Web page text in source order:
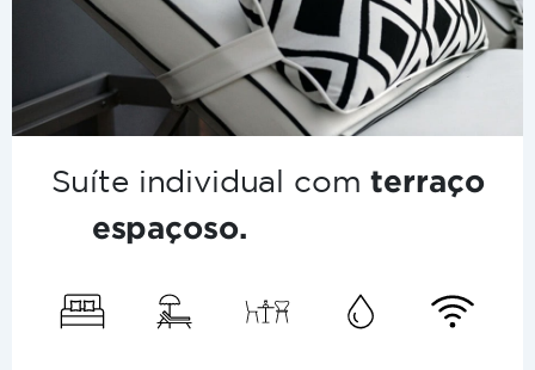
Suíte individual comterraço
espaçoso.